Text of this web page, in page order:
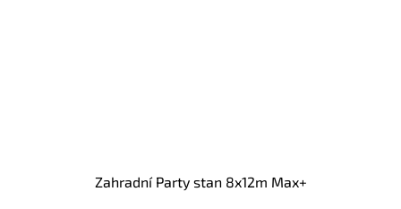
Zahradní Party stan 8x12m Max+